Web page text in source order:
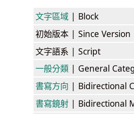
文字區域 | Block
初始版本 | Since Version
文字語系 | Script
一般分類 | General
書寫方向 | Bidirectional
書寫鏡射 | Bidirectional